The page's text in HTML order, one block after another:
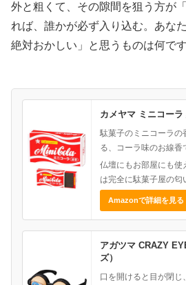
外と粗くて、その隙間を狙う方が
れば、誰かが必ず入り込む。あな
絶対おかしい」と思うものは何で
カメヤマ ミニコーラ
駄菓子のミニコーラの
る、コーラ味のお線香
仏壇にもお部屋にも使
は完全に駄菓子屋の匂
Amazonで詳細を見る
アガツマ CRAZY
ズ）
口を開けると目が閉じ